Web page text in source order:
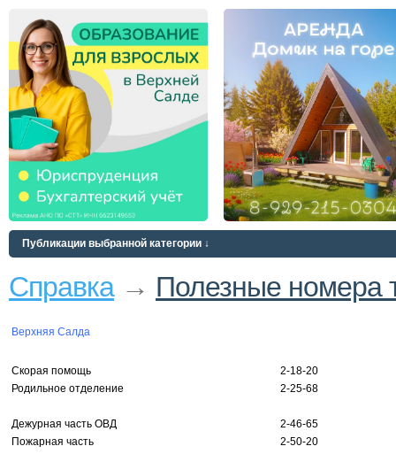
Публикации выбранной категории ↓
Справка→ Полезные номера
Верхняя Салда
Скорая помощь
Родильное отделение
Дежурная часть ОВД
Пожарная часть
2-18-20
2-25-68
2-46-65
2-50-20